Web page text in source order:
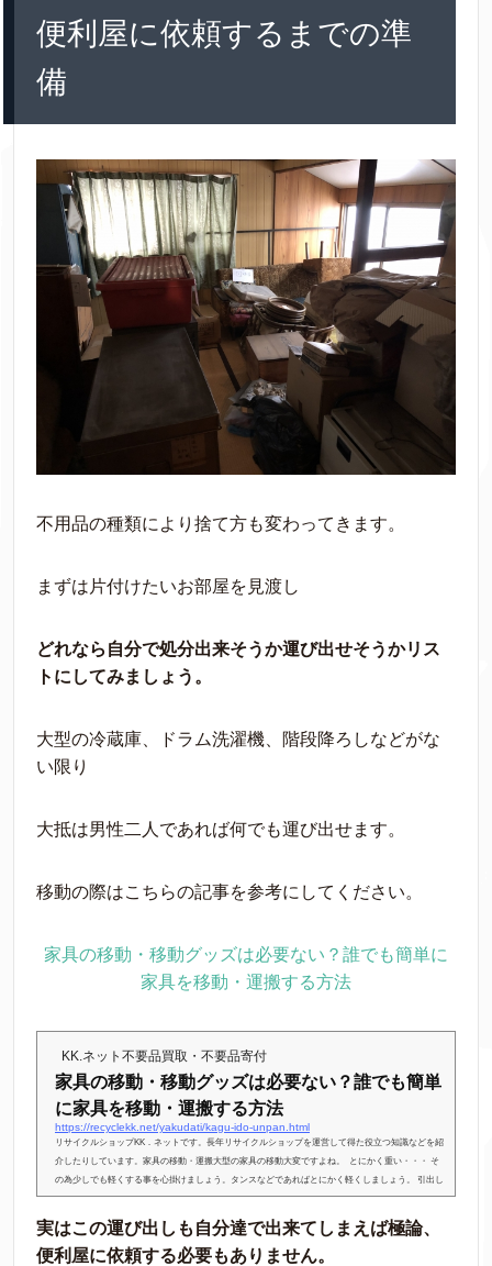
便利屋に依頼するまでの準
備
不用品の種類により捨て方も変わってきます。
まずは片付けたいお部屋を見渡し
どれなら自分で処分出来そうか運び出せそうかリス
トにしてみましょう。
大型の冷蔵庫、ドラム洗濯機、階段降ろしなどがな
い限り
大抵は男性二人であれば何でも運び出せます。
移動の際はこちらの記事を参考にしてください。
家具の移動・移動グッズは必要ない？誰でも簡単に
家具を移動・運搬する方法
KK.ネット不要品買取・不要品寄付
家具の移動・移動グッズは必要ない？誰でも簡単
に家具を移動・運搬する方法
https://recyclekk.net/yakudati/kagu-ido-unpan.html
リサイクルショップKK．ネットです。長年リサイクルショップを運営して得た役立つ知識などを紹
介したりしています。家具の移動・運搬大型の家具の移動大変ですよね。 とにかく重い・・・ そ
の為少しでも軽くする事を心掛けましょう。タンスなどであればとにかく軽くしましょう。 引出し
があるタイプでしたら全部出して少しでも軽くする事です。 引き出しは見た目同じサイズに見えて
こっちも入らない！っと...
実はこの運び出しも自分達で出来てしまえば極論、
便利屋に依頼する必要もありません。